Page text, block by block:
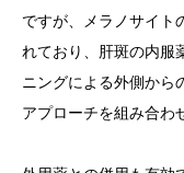
ですが、メラノサイト
れており、肝斑の内服
ニングによる外側から
アプローチを組み合わ